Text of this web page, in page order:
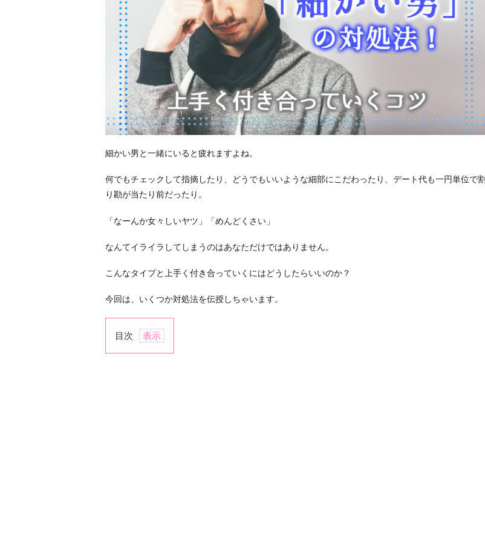
細かい男と一緒にいると疲れますよね。
何でもチェックして指摘したり、どうでもいいような細部にこだわったり、デート代も一円単位で割
り勘が当たり前だったり。
「なーんか女々しいヤツ」「めんどくさい」
なんてイライラしてしまうのはあなただけではありません。
こんなタイプと上手く付き合っていくにはどうしたらいいのか？
今回は、いくつか対処法を伝授しちゃいます。
目次
1.